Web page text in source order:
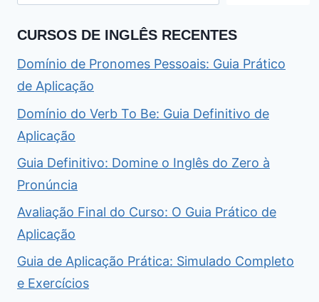
CURSOS DE INGLÊS RECENTES
Domínio de Pronomes Pessoais: Guia Prático
de Aplicação
Domínio do Verb To Be: Guia Definitivo de
Aplicação
Guia Definitivo: Domine o Inglês do Zero à
Pronúncia
Avaliação Final do Curso: O Guia Prático de
Aplicação
Guia de Aplicação Prática: Simulado Completo
e Exercícios